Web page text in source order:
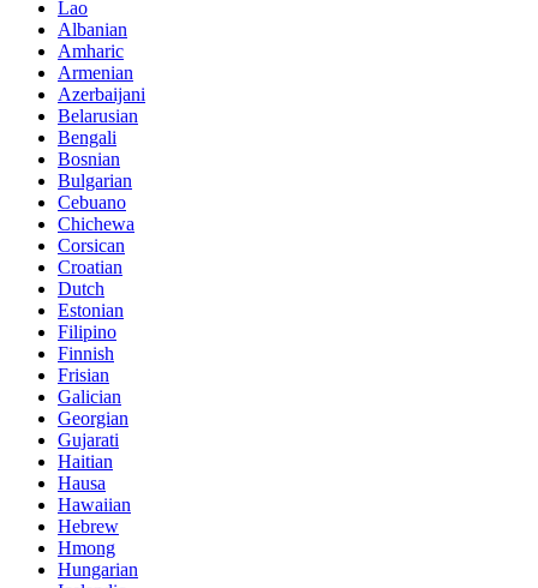
Lao
Albanian
Amharic
Armenian
Azerbaijani
Belarusian
Bengali
Bosnian
Bulgarian
Cebuano
Chichewa
Corsican
Croatian
Dutch
Estonian
Filipino
Finnish
Frisian
Galician
Georgian
Gujarati
Haitian
Hausa
Hawaiian
Hebrew
Hmong
Hungarian